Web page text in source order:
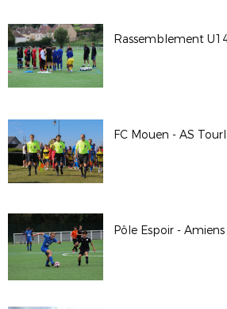
Rassemblement
FC Mouen - AS
Pôle Espoir -